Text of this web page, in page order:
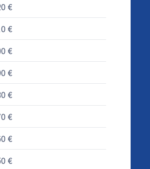
€
€
€
€
€
€
€
€